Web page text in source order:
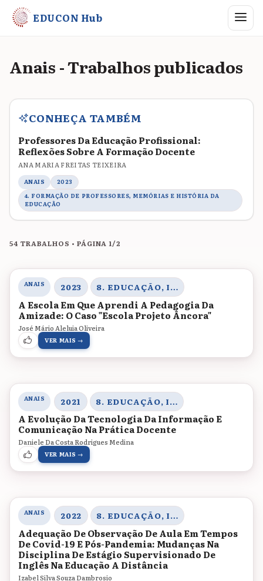
EDUCON Hub Abrir
Anais - Trabalhos publicados
CONHEÇA TAMBÉM
Professores Da Educação Profissional:
Reflexões Sobre A Formação Docente
ANA MARIA FREITAS TEIXEIRA
ANAIS
2023
4. FORMAÇÃO DE PROFESSORES, MEMÓRIAS E HISTÓRIA DA
EDUCAÇÃO
54 TRABALHOS • PÁGINA 1/2
ANAIS 2023 8. EDUCAÇÃO, INOVAÇÃO E TECNOLOGIAS
A Escola Em Que Aprendi A Pedagogia Da
Amizade: O Caso "Escola Projeto Âncora"
José Mário Aleluia Oliveira
VER MAIS →
ANAIS 2021 8. EDUCAÇÃO, INOVAÇÃO E TECNOLOGIAS
A Evolução Da Tecnologia Da Informação E
Comunicação Na Prática Docente
Daniele Da Costa Rodrigues Medina
VER MAIS →
ANAIS 2022 8. EDUCAÇÃO, INOVAÇÃO E TECNOLOGIAS
Adequação De Observação De Aula Em Tempos
De Covid-19 E Pós-Pandemia: Mudanças Na
Disciplina De Estágio Supervisionado De
Inglês Na Educação A Distância
Izabel Silva Souza Dambrosio